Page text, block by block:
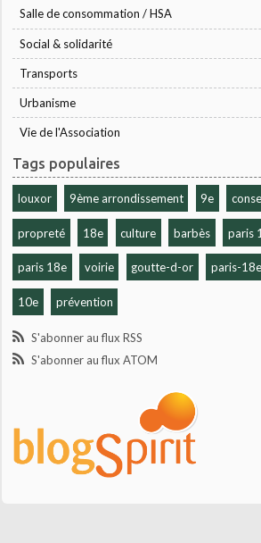
Salle de consommation / HSA
Social & solidarité
Transports
Urbanisme
Vie de l'Association
Tags populaires
louxor 9ème arrondissement 9e
propreté 18e culture barbès paris
paris 18e voirie goutte-d-or paris-18e
10e prévention
S'abonner au flux RSS
S'abonner au flux ATOM